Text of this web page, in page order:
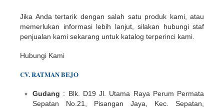
Jika Anda tertarik dengan salah satu produk kami, atau
memerlukan informasi lebih lanjut, silakan hubungi staf
penjualan kami sekarang untuk katalog terperinci kami.
Hubungi Kami
CV. RATMAN BEJO
Gudang : Blk. D19 Jl. Utama Raya Perum Permata
Sepatan No.21, Pisangan Jaya, Kec. Sepatan,